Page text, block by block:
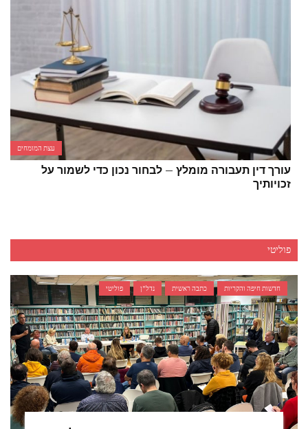
עצת המומחים
עורך דין תעבורה מומלץ – לבחור נכון כדי לשמור על
זכויותיך
פוליטי
חדשות חיפה והקריות כתבה ראשית נדל"ן פוליטי